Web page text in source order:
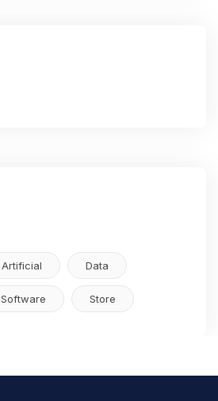
Artificial Data
Software Store